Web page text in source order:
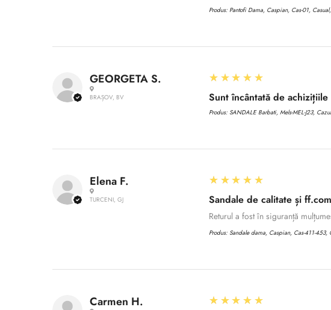
Produs: Pantofi Dama, Caspian, Cas-01,
GEORGETA S.
BRAȘOV, BV
5
★★★★★
Sunt încântată de
Produs: SANDALE Barbati, Mels-MEL-J23,
Elena F.
TURCENI, GJ
5
★★★★★
Sandale de calitate și
Returul a fost în siguranță
Produs: Sandale dama, Caspian, Cas-411-453,
Carmen H. 5
★★★★★